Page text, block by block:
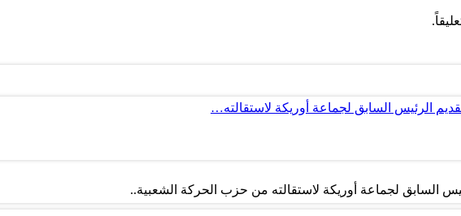
الرئيس السابق لجماعة أوريكة لاستقالته…
السابق لجماعة أوريكة لاستقالته من حزب الحركة الشعبية..